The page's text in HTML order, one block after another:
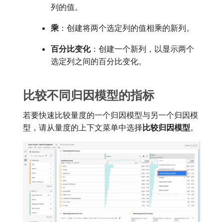
列的值。
乘 ：创建将两个选定列的值相乘的新列。
百分比变化：创建一个新列，以显示两个
选定列之间的百分比变化。
比较不同归因模型的指标
若要快速比较量度的一个归因模型与另一个归因模
型，请从量度的上下文菜单中选择​比较归因模型。